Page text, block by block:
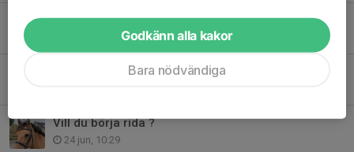
Kallelse till Extra Årsmöte 2026!
Inom kort kallar vi till extra årsmöte!
Vill du börja rida ?
24 jun, 10:29
Godkänn alla kakor
Bara nödvändiga